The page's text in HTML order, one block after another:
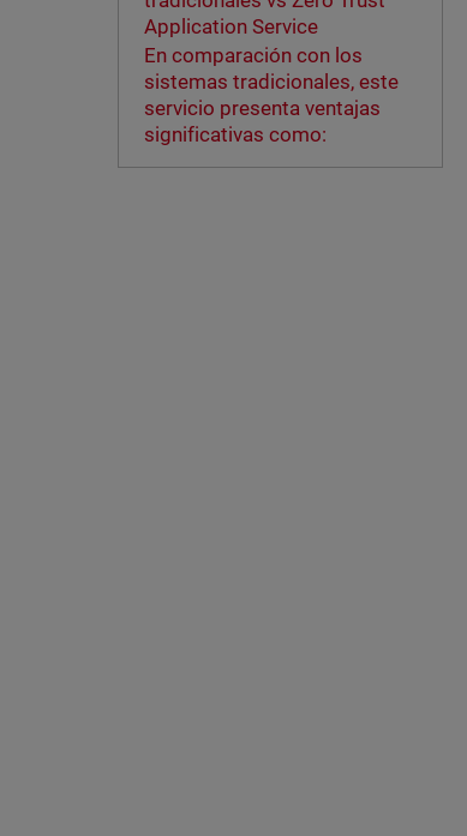
Application Service
En comparación con los
sistemas tradicionales, este
servicio presenta ventajas
significativas como: